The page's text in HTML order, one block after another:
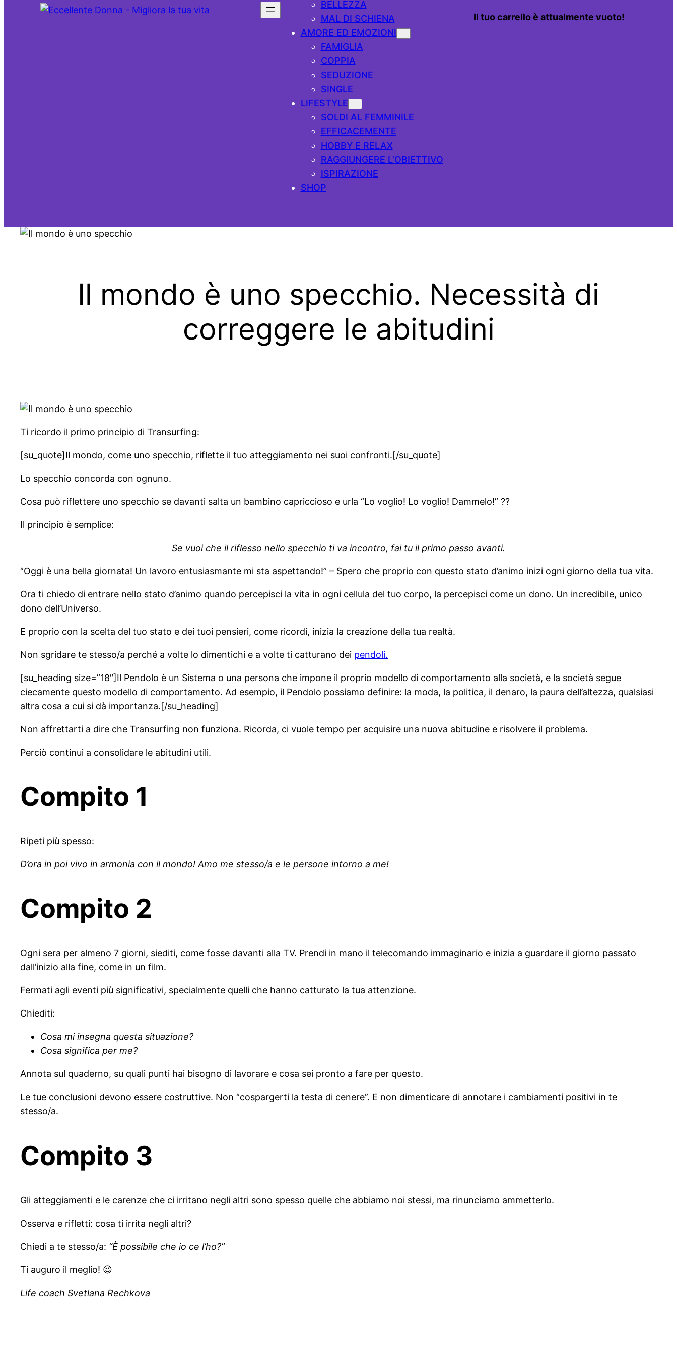
BELLEZZA
MAL DI SCHIENA
AMORE ED EMOZIONI
FAMIGLIA
COPPIA
SEDUZIONE
SINGLE
LIFESTYLE
SOLDI AL FEMMINILE
EFFICACEMENTE
HOBBY E RELAX
RAGGIUNGERE L’OBIETTIVO
ISPIRAZIONE
SHOP
Il tuo carrello è attualmente vuoto!
Il mondo è uno specchio. Necessità di
correggere le abitudini
Ti ricordo il primo principio di Transurfing:
[su_quote]Il mondo, come uno specchio, riflette il tuo atteggiamento nei suoi confronti.[/su_quote]
Lo specchio concorda con ognuno.
Cosa può riflettere uno specchio se davanti salta un bambino capriccioso e urla “Lo voglio! Lo voglio! Dammelo!” ??
Il principio è semplice:
Se vuoi che il riflesso nello specchio ti va incontro, fai tu il primo passo avanti.
“Oggi è una bella giornata! Un lavoro entusiasmante mi sta aspettando!” – Spero che proprio con questo stato d’animo inizi ogni giorno della tua vita.
Ora ti chiedo di entrare nello stato d’animo quando percepisci la vita in ogni cellula del tuo corpo, la percepisci come un dono. Un incredibile, unico
dono dell’Universo.
E proprio con la scelta del tuo stato e dei tuoi pensieri, come ricordi, inizia la creazione della tua realtà.
Non sgridare te stesso/a perché a volte lo dimentichi e a volte ti catturano dei pendoli.
[su_heading size=”18″]Il Pendolo è un Sistema o una persona che impone il proprio modello di comportamento alla società, e la società segue
ciecamente questo modello di comportamento. Ad esempio, il Pendolo possiamo definire: la moda, la politica, il denaro, la paura dell’altezza, qualsiasi
altra cosa a cui si dà importanza.[/su_heading]
Non affrettarti a dire che Transurfing non funziona. Ricorda, ci vuole tempo per acquisire una nuova abitudine e risolvere il problema.
Perciò continui a consolidare le abitudini utili.
Compito 1
Ripeti più spesso:
D’ora in poi vivo in armonia con il mondo! Amo me stesso/a e le persone intorno a me!
Compito 2
Ogni sera per almeno 7 giorni, siediti, come fosse davanti alla TV. Prendi in mano il telecomando immaginario e inizia a guardare il giorno passato
dall’inizio alla fine, come in un film.
Fermati agli eventi più significativi, specialmente quelli che hanno catturato la tua attenzione.
Chiediti:
Cosa mi insegna questa situazione?
Cosa significa per me?
Annota sul quaderno, su quali punti hai bisogno di lavorare e cosa sei pronto a fare per questo.
Le tue conclusioni devono essere costruttive. Non “cospargerti la testa di cenere”. E non dimenticare di annotare i cambiamenti positivi in ​​te
stesso/a.
Compito 3
Gli atteggiamenti e le carenze che ci irritano negli altri sono spesso quelle che abbiamo noi stessi, ma rinunciamo ammetterlo.
Osserva e rifletti: cosa ti irrita negli altri?
Chiedi a te stesso/a: “È possibile che io ce l’ho?”
Ti auguro il meglio! 😉
Life coach Svetlana Rechkova